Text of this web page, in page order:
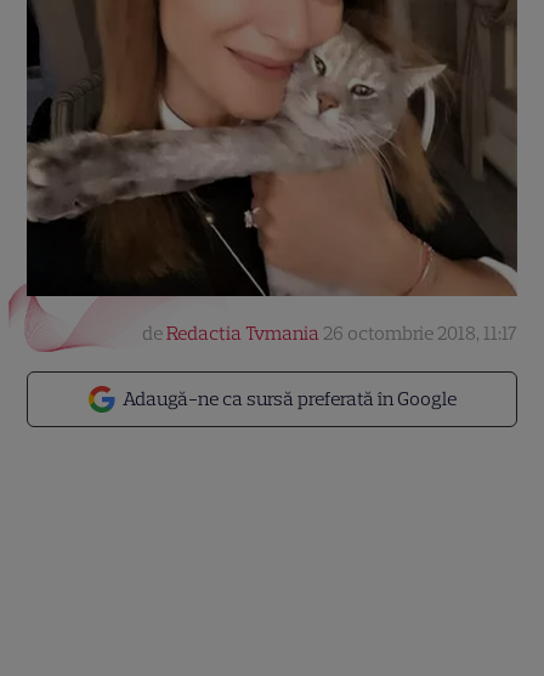
Adaugă-ne ca sursă preferată în Google
deRedactia Tvmania 26 octombrie 2018, 11:17